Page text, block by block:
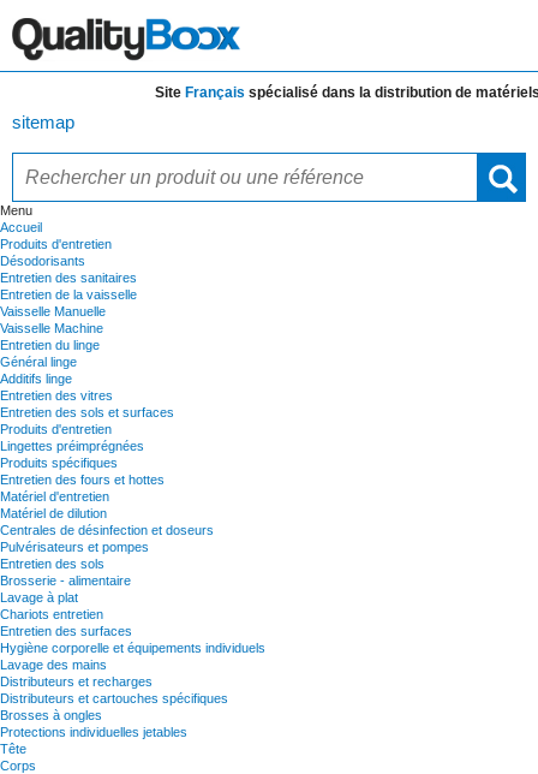
SiteFrançaisspécialisé dans la distribution dematériels
sitemap
Menu
Accueil
Produits d'entretien
Désodorisants
Entretien des sanitaires
Entretien de la vaisselle
Vaisselle Manuelle
Vaisselle Machine
Entretien du linge
Général linge
Additifs linge
Entretien des vitres
Entretien des sols et surfaces
Produits d'entretien
Lingettes préimprégnées
Produits spécifiques
Entretien des fours et hottes
Matériel d'entretien
Matériel de dilution
Centrales de désinfection et doseurs
Pulvérisateurs et pompes
Entretien des sols
Brosserie - alimentaire
Lavage à plat
Chariots entretien
Entretien des surfaces
Hygiène corporelle et équipements individuels
Lavage des mains
Distributeurs et recharges
Distributeurs et cartouches spécifiques
Brosses à ongles
Protections individuelles jetables
Tête
Corps